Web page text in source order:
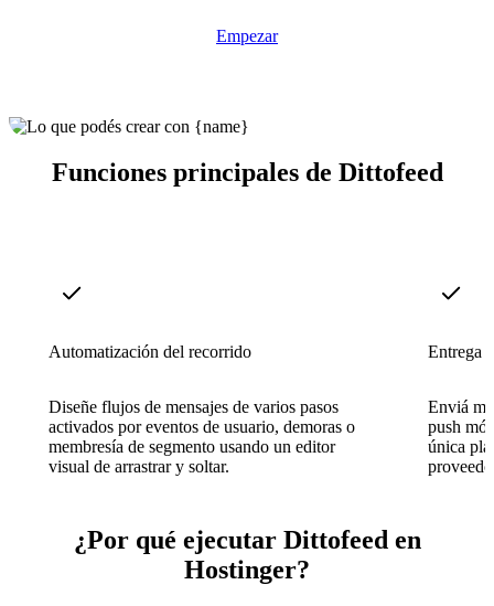
Empezar
Funciones principales de Dittofeed
Automatización del recorrido
Diseñe flujos de mensajes de varios pasos
activados por eventos de usuario, demoras o
membresía de segmento usando un editor
visual de arrastrar y soltar.
Entrega
Enviá
push
única
¿Por qué ejecutar Dittofeed en
Hostinger?